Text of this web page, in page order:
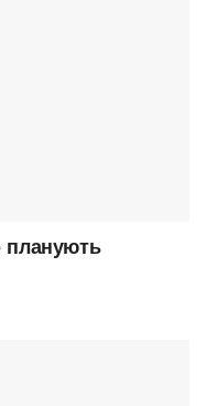
планують